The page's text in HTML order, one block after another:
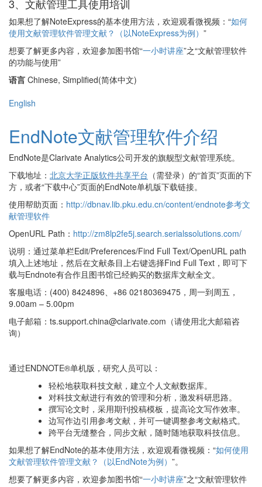
3、文献管理工具使用培训
如果想了解NoteExpress的基本使用方法，欢迎观看微视频：“如何
使用文献管理软件管理文献？（以NoteExpress为例） ”
想要了解更多内容，欢迎参加图书馆“一小时讲座”之“文献管理软件
的功能与使用”
语言 Chinese, Simplified(简体中文)
English
EndNote文献管理软件介绍
EndNote是Clarivate Analytics公司开发的旗舰型文献管理系统。
下载地址： 北京大学正版软件共享平台 （需登录）的“首页”页面的下
方，或者“下载中心”页面的EndNote单机版下载链接。
使用帮助页面： http://dbnav.lib.pku.edu.cn/content/endnote参考文
献管理软件
OpenURL Path： http://zm8lp2fe5j.search.serialssolutions.com/
说明：通过菜单栏Edit/Preferences/Find Full Text/OpenURL path
填入上述地址，然后在文献条目上右键选择Find Full Text，即可下
载与Endnote有合作且图书馆已经购买的数据库文献全文。
客服电话：(400) 8424896、+86 02180369475，周一到周五，
9.00am – 5.00pm
电子邮箱：ts.support.china@clarivate.com（请使用北大邮箱咨
询）
通过ENDNOTE®单机版，研究人员可以：
轻松地获取科技文献，建立个人文献数据库。
对科技文献进行有效的管理和分析，激发科研思路。
撰写论文时，采用期刊投稿模板，提高论文写作效率。
边写作边引用参考文献，并可一键调整参考文献格式。
跨平台无缝整合，同步文献，随时随地获取科技信息。
如果想了解EndNote的基本使用方法，欢迎观看微视频：“如何使用
文献管理软件管理文献？（以EndNote为例） ”。
想要了解更多内容，欢迎参加图书馆“一小时讲座”之“文献管理软件